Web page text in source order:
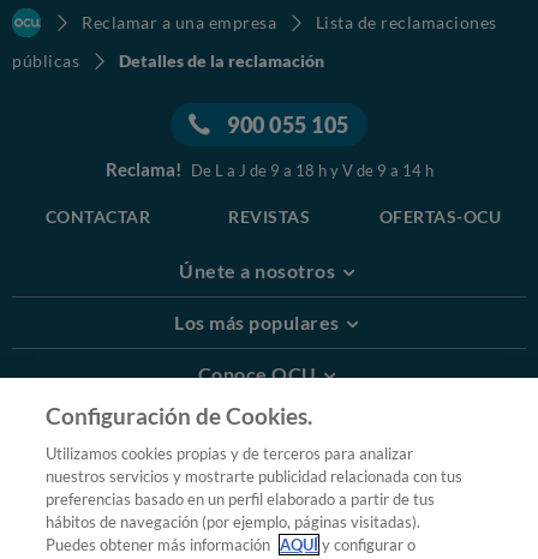
Reclamar a una empresa
Lista de reclamaciones
públicas
Detalles de la reclamación
900 055 105
Reclama! De L a J de 9 a 18 h y V de 9 a 14 h
CONTACTAR REVISTAS OFERTAS-OCU
Únete a nosotros
Los más populares
Conoce OCU
Más Información
© 2026 OCU
Condiciones generales de contratación de OCU
Política de privacidad
Configuración de Cookies.
Utilizamos cookies propias y de terceros para analizar
nuestros servicios y mostrarte publicidad relacionada con tus
preferencias basado en un perfil elaborado a partir de tus
hábitos de navegación (por ejemplo, páginas visitadas).
Puedes obtener más información AQUÍy configurar o